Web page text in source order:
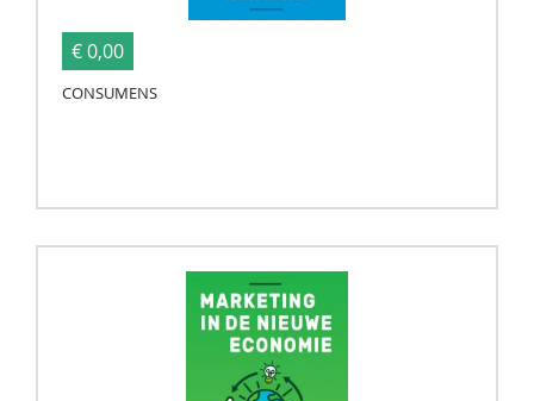
€ 0,00
CONSUMENS